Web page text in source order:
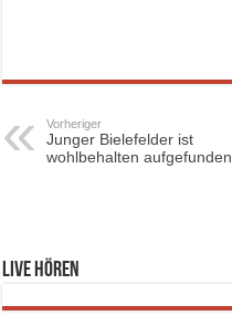
Vorheriger
Junger Bielefelder ist
wohlbehalten aufgefunden
Live hören